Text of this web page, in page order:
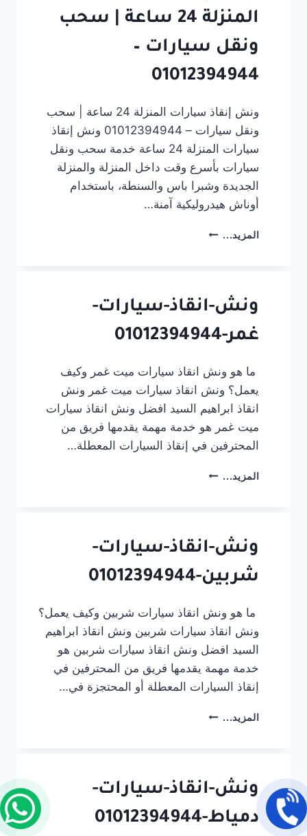
المنزلة 24 ساعة | سحب
ونقل سيارات –
01012394944
ونش إنقاذ سيارات المنزلة 24 ساعة | سحب
ونقل سيارات – 01012394944 ونش إنقاذ
سيارات المنزلة 24 ساعة خدمة سحب ونقل
سيارات بأسرع وقت داخل المنزلة والمنزلة
الجديدة وشبرا باس والسنطة، باستخدام
أوناش هيدروليكية آمنة…
المزيد... ونش
ساعة
|
سحب
–
01012394944
ونش-انقاذ-سيارات-
غمر-01012394944
ما هو ونش انقاذ سيارات ميت غمر وكيف
يعمل؟ ونش انقاذ سيارات ميت غمر ونش
انقاذ ابراهيم السيد افضل ونش انقاذ سيارات
ميت غمر هو خدمة مهمة يقدمها فريق من
المحترفين في إنقاذ السيارات المعطلة…
المزيد... ونش-
ونش-انقاذ-سيارات-
شربين-01012394944
ما هو ونش انقاذ سيارات شربين وكيف يعمل؟
ونش انقاذ سيارات شربين ونش انقاذ ابراهيم
السيد افضل ونش انقاذ سيارات شربين هو
خدمة مهمة يقدمها فريق من المحترفين في
إنقاذ السيارات المعطلة أو المحتجزة في…
المزيد... ونش-
ونش-انقاذ-سيارات-
دمياط-01012394944